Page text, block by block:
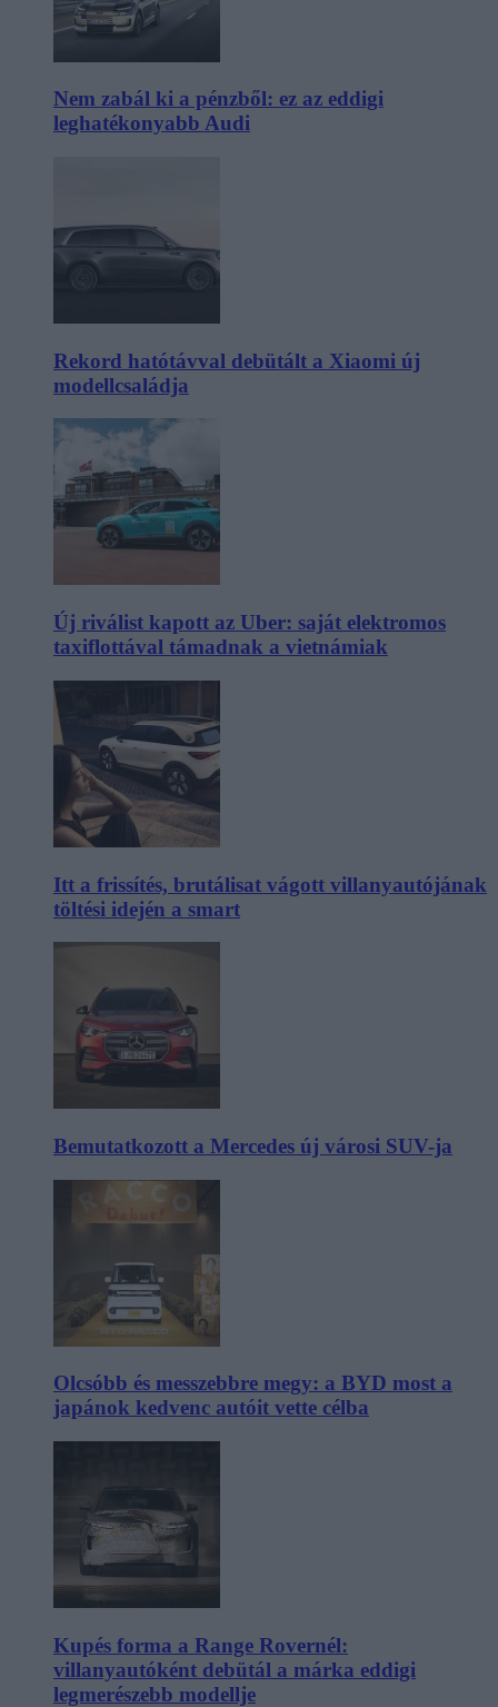
Nem zabál ki a pénzből: ez az eddigi
leghatékonyabb Audi
Rekord hatótávval debütált a Xiaomi új
modellcsaládja
Új riválist kapott az Uber: saját elektromos
taxiflottával támadnak a vietnámiak
Itt a frissítés, brutálisat vágott villanyautójának
töltési idején a smart
Bemutatkozott a Mercedes új városi SUV-ja
Olcsóbb és messzebbre megy: a BYD most a
japánok kedvenc autóit vette célba
Kupés forma a Range Rovernél:
villanyautóként debütál a márka eddigi
legmerészebb modellje